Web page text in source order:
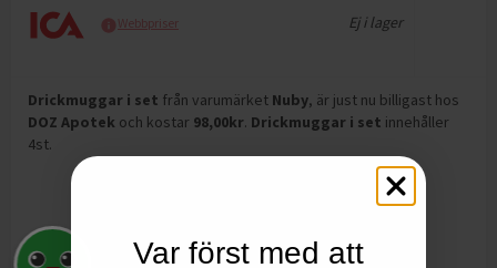
Webbpriser Ej i lager
Drickmuggar i set från varumärket Nuby, är just nu billigast hos
DOZ Apotek och kostar 98,00kr. Drickmuggar i set innehåller
4st.
Var först med att